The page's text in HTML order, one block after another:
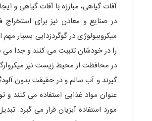
آفات گیاهی، مبارزه با آفات گیاهی و
در صنایع و معادن نیز برای استخراج
میکروبیولوژی در گوگردزدایی بسیار
را در خودشان تثبیت می کنند و جدا می
در محافظت از محیط زیست نیز
گیرند و آب سالم و در حقیقت بدون
عنوان مواد غذایی استفاده می کنند
مورد استفاده آبزیان قرار می گیرد.